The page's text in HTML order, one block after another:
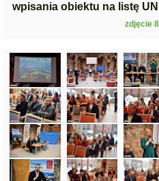
wpisania obiektu na listę
zdjęcie